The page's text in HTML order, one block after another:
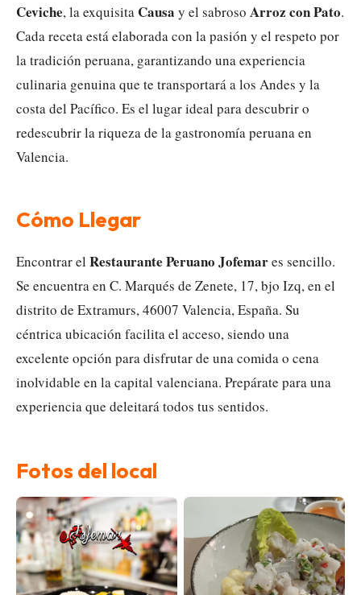
Ceviche, la exquisita Causa y el sabroso Arroz con Pato.
Cada receta está elaborada con la pasión y el respeto por
la tradición peruana, garantizando una experiencia
culinaria genuina que te transportará a los Andes y la
costa del Pacífico. Es el lugar ideal para descubrir o
redescubrir la riqueza de la gastronomía peruana en
Valencia.
Cómo Llegar
Encontrar el Restaurante Peruano Jofemares sencillo.
Se encuentra en C. Marqués de Zenete, 17, bjo Izq, en el
distrito de Extramurs, 46007 Valencia, España. Su
céntrica ubicación facilita el acceso, siendo una
excelente opción para disfrutar de una comida o cena
inolvidable en la capital valenciana. Prepárate para una
experiencia que deleitará todos tus sentidos.
Fotos del local